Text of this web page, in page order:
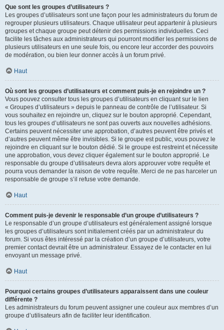
Que sont les groupes d’utilisateurs ?
Les groupes d’utilisateurs sont une façon pour les administrateurs du forum de
regrouper plusieurs utilisateurs. Chaque utilisateur peut appartenir à plusieurs
groupes et chaque groupe peut détenir des permissions individuelles. Ceci
facilite les tâches aux administrateurs qui pourront modifier les permissions de
plusieurs utilisateurs en une seule fois, ou encore leur accorder des pouvoirs
de modération, ou bien leur donner accès à un forum privé.
Haut
Où sont les groupes d’utilisateurs et comment puis-je en rejoindre un ?
Vous pouvez consulter tous les groupes d’utilisateurs en cliquant sur le lien
« Groupes d’utilisateurs » depuis le panneau de contrôle de l’utilisateur. Si
vous souhaitez en rejoindre un, cliquez sur le bouton approprié. Cependant,
tous les groupes d’utilisateurs ne sont pas ouverts aux nouvelles adhésions.
Certains peuvent nécessiter une approbation, d’autres peuvent être privés et
d’autres peuvent même être invisibles. Si le groupe est public, vous pouvez le
rejoindre en cliquant sur le bouton dédié. Si le groupe est restreint et nécessite
une approbation, vous devez cliquer également sur le bouton approprié. Le
responsable du groupe d’utilisateurs devra alors approuver votre requête et
pourra vous demander la raison de votre requête. Merci de ne pas harceler un
responsable de groupe s’il refuse votre demande.
Haut
Comment puis-je devenir le responsable d’un groupe d’utilisateurs ?
Le responsable d’un groupe d’utilisateurs est généralement assigné lorsque
les groupes d’utilisateurs sont initialement créés par un administrateur du
forum. Si vous êtes intéressé par la création d’un groupe d’utilisateurs, votre
premier contact devrait être un administrateur. Essayez de le contacter en lui
envoyant un message privé.
Haut
Pourquoi certains groupes d’utilisateurs apparaissent dans une couleur
différente ?
Les administrateurs du forum peuvent assigner une couleur aux membres d’un
groupe d’utilisateurs afin de faciliter leur identification.